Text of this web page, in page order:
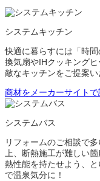
システムキッチン
快適に暮らすには「時
換気扇やIHクッキング
敵なキッチンをご提案い
商材をメーカーサイトで
システムバス
リフォームのご相談で
上、断熱施工が難しい
熱性能を持たせよう、
で温泉気分に！